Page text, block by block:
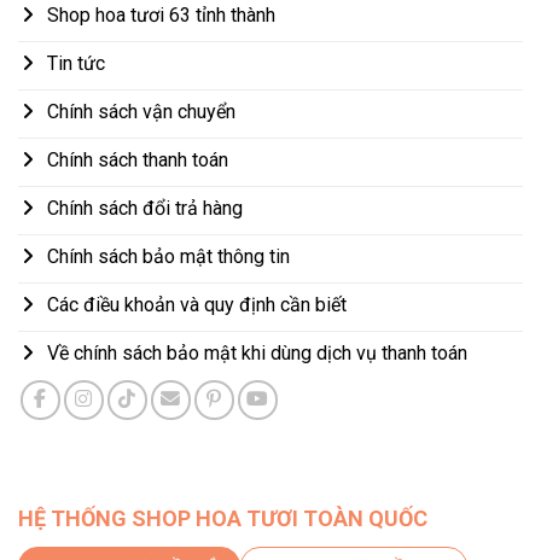
Shop hoa tươi 63 tỉnh thành
Tin tức
Chính sách vận chuyển
Chính sách thanh toán
Chính sách đổi trả hàng
Chính sách bảo mật thông tin
Các điều khoản và quy định cần biết
Về chính sách bảo mật khi dùng dịch vụ thanh toán
HỆ THỐNG SHOP HOA TƯƠI TOÀN QUỐC